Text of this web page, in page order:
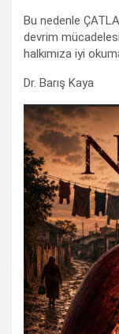
Bu nedenle
devrim
halkımıza iyi
Dr. Barış Kaya